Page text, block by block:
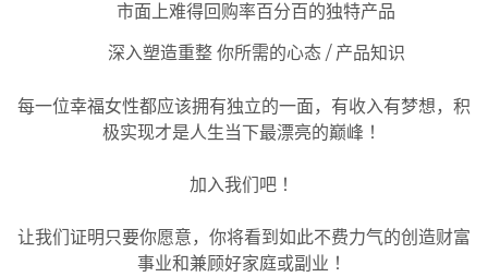
市面上难得回购率百分百的独特产品
深入塑造重整 你所需的心态 / 产品知识
每一位幸福女性都应该拥有独立的一面，有收入有梦想， 积
极实现才是人生当下最漂亮的巅峰 ！
加入我们吧 ！
让我们证明只要你愿意， 你将看到如此不费力气的创造财富
事业和兼顾好家庭或副业 ！